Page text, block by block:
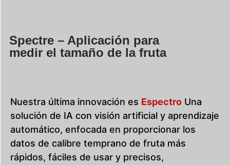
Spectre – Aplicación para
medir el tamaño de la fruta
Nuestra última innovación es Espectro Una
solución de IA con visión artificial y aprendizaje
automático, enfocada en proporcionar los
datos de calibre temprano de fruta más
rápidos, fáciles de usar y precisos,